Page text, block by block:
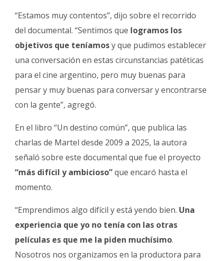
“Estamos muy contentos”, dijo sobre el recorrido
del documental. “Sentimos que logramos los
objetivos que teníamosy que pudimos establecer
una conversación en estas circunstancias patéticas
para el cine argentino, pero muy buenas para
pensar y muy buenas para conversar y encontrarse
con la gente”, agregó.
En el libro “Un destino común”, que publica las
charlas de Martel desde 2009 a 2025, la autora
señaló sobre este documental que fue el proyecto
“más difícil y ambicioso”que encaró hasta el
momento.
“Emprendimos algo difícil y está yendo bien. Una
experiencia que yo no tenía con las otras
películas es que me la piden muchísimo.
Nosotros nos organizamos en la productora para